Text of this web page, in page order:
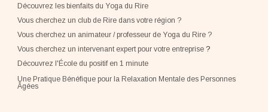
Découvrez les bienfaits du Yoga du Rire
Vous cherchez un club de Rire dans votre région ?
Vous cherchez un animateur / professeur de Yoga du Rire ?
Vous cherchez un intervenant expert pour votre entreprise?
Découvrez l'École du positif en 1 minute
Une Pratique Bénéfique pour la Relaxation Mentale des Personnes
Âgées